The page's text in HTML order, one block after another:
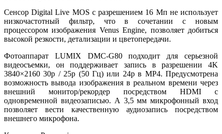
Сенсор Digital Live MOS с разрешением 16 Мп не использует
низкочастотный фильтр, что в сочетании с новым
процессором изображения Venus Engine, позволяет добиться
высокой резкости, детализации и цветопередачи.
Фотоаппарат LUMIX DMC-G80 подходит для серьезной
видеосъемки, он поддерживает запись в разрешении 4K
3840×2160 30p / 25p (50 Гц) или 24p в MP4. Предусмотрена
возможность вывода изображения в реальном времени через
внешний монитор/рекордер посредством HDMI с
одновременной видеозаписью. А 3,5 мм микрофонный вход
позволяет вести качественную аудиозапись посредством
внешнего микрофона.